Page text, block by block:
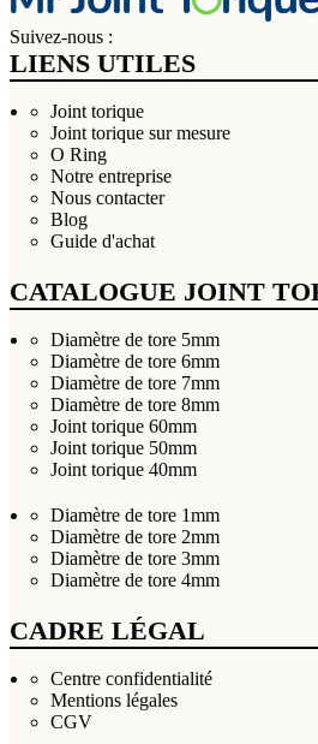
Suivez-nous :
LIENS UTILES
Joint torique
Joint torique sur mesure
O Ring
Notre entreprise
Nous contacter
Blog
Guide d'achat
CATALOGUE JOINT
Diamètre de tore 5mm
Diamètre de tore 6mm
Diamètre de tore 7mm
Diamètre de tore 8mm
Joint torique 60mm
Joint torique 50mm
Joint torique 40mm
Diamètre de tore 1mm
Diamètre de tore 2mm
Diamètre de tore 3mm
Diamètre de tore 4mm
CADRE LÉGAL
Centre confidentialité
Mentions légales
CGV